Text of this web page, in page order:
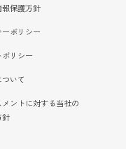
保護方針
ーポリシー
リシー
いて
メントに対する当社の
針